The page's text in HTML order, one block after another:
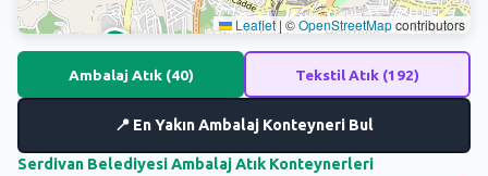
SEBİK
NÖBETÇI ECZANELER
TRAFIKPARK
📍📍 📍
Leaflet | ©OpenStreetMapcontributors
Ambalaj Atık (40) Tekstil Atık (192)
📍 En YakınAmbalaj Konteyneri Bul
Serdivan Belediyesi Ambalaj Atık Konteynerleri